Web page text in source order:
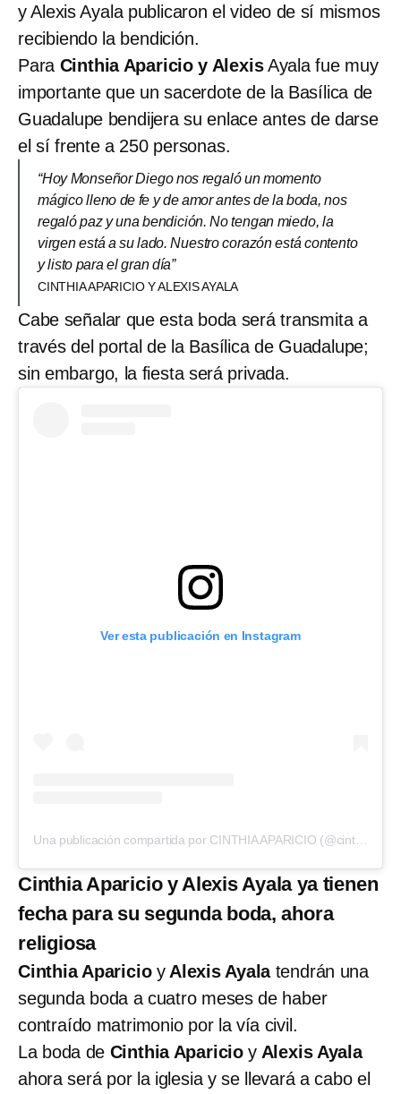
y Alexis Ayala publicaron el video de sí mismos
recibiendo la bendición.
Para Cinthia Aparicio y AlexisAyala fue muy
importante que un sacerdote de la Basílica de
Guadalupe bendijera su enlace antes de darse
el sí frente a 250 personas.
“Hoy Monseñor Diego nos regaló un momento
mágico lleno de fe y de amor antes de la boda, nos
regaló paz y una bendición. No tengan miedo, la
virgen está a su lado. Nuestro corazón está contento
y listo para el gran día”
CINTHIA APARICIO Y ALEXIS AYALA
Cabe señalar que esta boda será transmita a
través del portal de la Basílica de Guadalupe;
sin embargo, la fiesta será privada.
Ver esta publicación en Instagram
Una publicación compartida por CINTHIA APARICIO (@cinthiaparicio)
Cinthia Aparicio y Alexis Ayala ya tienen
fecha para su segunda boda, ahora
religiosa
Cinthia Aparicio yAlexis Ayala tendrán una
segunda boda a cuatro meses de haber
contraído matrimonio por la vía civil.
La boda de Cinthia Aparicioy Alexis Ayala
ahora será por la iglesia y se llevará a cabo el